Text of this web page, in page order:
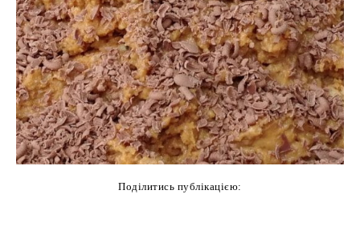
Поділитись публікацією: